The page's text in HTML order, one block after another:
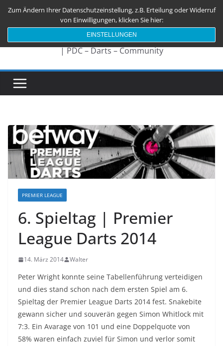
Zum
Darts180.de
| PDC – Darts – Community
PREMIER LEAGUE
6. Spieltag | Premier
League Darts 2014
14. März 2014 Walter
Peter Wright konnte seine Tabellenführung verteidigen
und dies stand schon nach dem ersten Spiel am 6.
Spieltag der Premier League Darts 2014 fest. Snakebite
gewann sicher und souverän gegen Simon Whitlock mit
7:3. Ein Avarage von 101 und eine Doppelquote von
58% waren einfach zuviel für Simon und verlor somit
Zum Ändern Ihrer Datenschutzeinstellung, z.B. Erteilung oder Widerruf
von Einwilligungen, klicken Sie hier:
EINSTELLUNGEN